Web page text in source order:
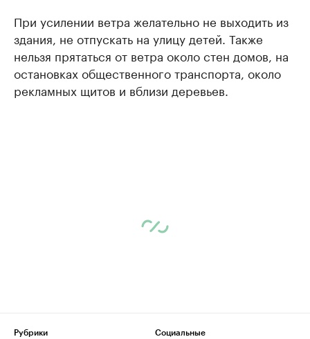
При усилении ветра желательно не выходить из
здания, не отпускать на улицу детей. Также
нельзя прятаться от ветра около стен домов, на
остановках общественного транспорта, около
рекламных щитов и вблизи деревьев.
Рубрики
Социальные